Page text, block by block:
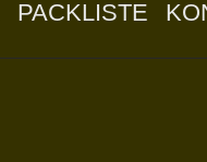
PACKLISTE